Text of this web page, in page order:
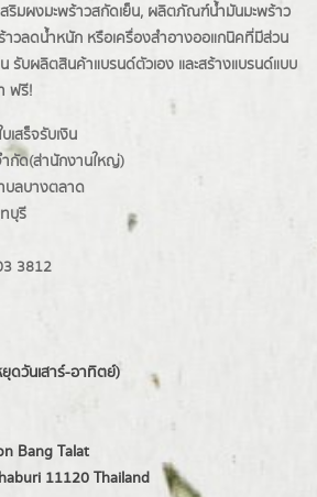
สริมผงมะพร้าวสกัดเย็น, ผลิตภัณฑ์น้ำมันมะพร้าว
าวลดน้ำหนัก หรือเครื่องสำอางออแกนิคที่มีส่วน
รับผลิตสินค้าแบรนด์ตัวเอง และสร้างแบรนด์แบบ
ฟรี!
สร็จรับเงิน
ำกัด(ส่านักงานใหญ่)
บลบางตลาด
บุรี
3812
ดวันเสาร์-อาทิตย์)
Bang Talat
11120 Thailand